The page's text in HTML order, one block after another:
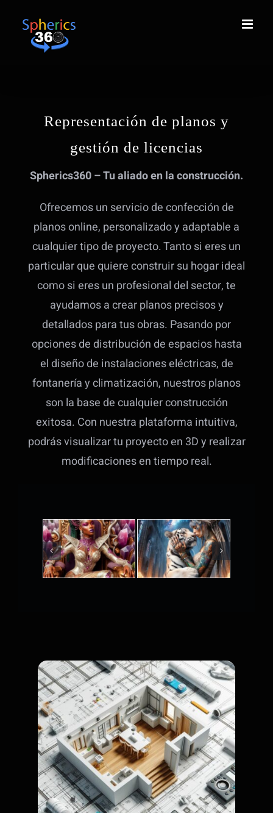
contenido
Representación de planos y
gestión de licencias
Spherics360 – Tu aliado en la construcción.
Ofrecemos un servicio de confección de
planos online, personalizado y adaptable a
cualquier tipo de proyecto. Tanto si eres un
particular que quiere construir su hogar ideal
como si eres un profesional del sector, te
ayudamos a crear planos precisos y
detallados para tus obras. Pasando por
opciones de distribución de espacios hasta
el diseño de instalaciones eléctricas, de
fontanería y climatización, nuestros planos
son la base de cualquier construcción
exitosa. Con nuestra plataforma intuitiva,
podrás visualizar tu proyecto en 3D y realizar
modificaciones en tiempo real.